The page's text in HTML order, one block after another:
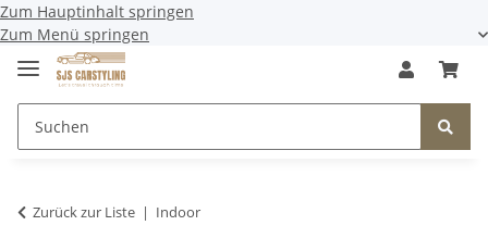
Zum Hauptinhalt springen
Zum Menü springen
Zurück zur Liste Indoor